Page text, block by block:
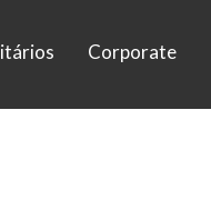
Corporate